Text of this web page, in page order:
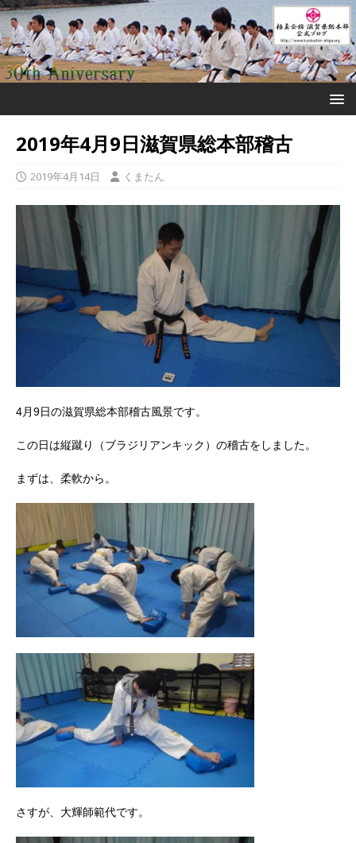
2019年4月9日滋賀県総本部稽古
2019年4月14日 くまたん
4月9日の滋賀県総本部稽古風景です。
この日は縦蹴り（ブラジリアンキック）の稽古をしました。
まずは、柔軟から。
さすが、大輝師範代です。